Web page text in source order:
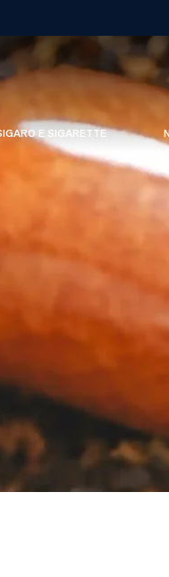
E SIGARETTE